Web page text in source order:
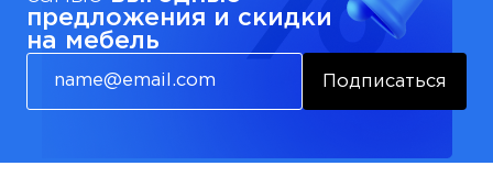
предложения и скидки
на мебель
Подписаться